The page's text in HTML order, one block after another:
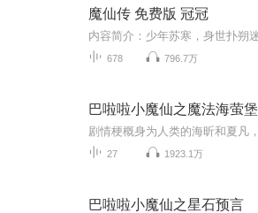
魔仙传 免费版 冠冠
678 796.7万
巴啦啦小魔仙之魔法海萤堡
27 1923.1万
巴啦啦小魔仙之星石预言